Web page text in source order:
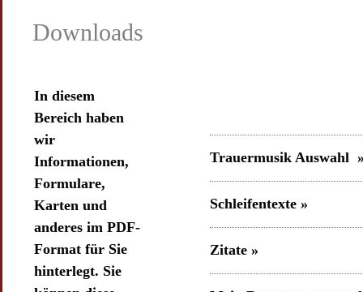
wir
Informationen,
Formulare,
Karten und
anderes im PDF-
Format für Sie
hinterlegt. Sie
können diese
hier bequem